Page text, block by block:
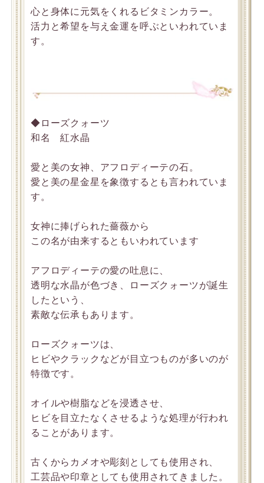
心と身体に元気をくれるビタミンカラー。
活力と希望を与え金運を呼ぶといわれていま
す。
◆ローズクォーツ
和名 紅水晶
愛と美の女神、アフロディーテの石。
愛と美の星金星を象徴するとも言われていま
す。
女神に捧げられた薔薇から
この名が由来するともいわれています
アフロディーテの愛の吐息に、
透明な水晶が色づき、ローズクォーツが誕生
したという、
素敵な伝承もあります。
ローズクォーツは、
ヒビやクラックなどが目立つものが多いのが
特徴です。
オイルや樹脂などを浸透させ、
ヒビを目立たなくさせるような処理が行われ
ることがあります。
古くからカメオや彫刻としても使用され、
工芸品や印章としても使用されてきました。